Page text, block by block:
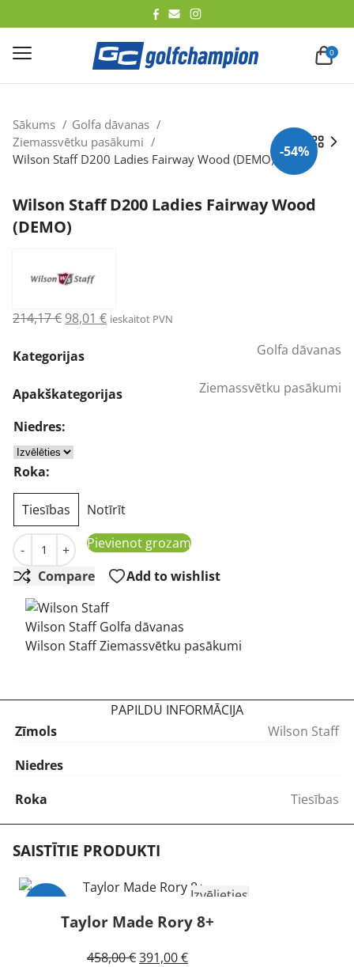
0
-54%
Sākums
Golfa dāvanas
Ziemassvētku pasākumi
Wilson Staff D200 Ladies Fairway Wood (DEMO)
Wilson Staff D200 Ladies Fairway Wood
(DEMO)
214,17€ Original
was:
98,01 €Current
ieskaitot PVN
Kategorijas Golfa dāvanas
Apakškategorijas Ziemassvētku pasākumi
Niedres:
Roka:
Tiesības Notīrīt
-
Wilson Staff D200 Ladies Fairway Wood (DEMO)
+
Pievienot grozam
Compare
Add to wishlist
Wilson Staff Golfa dāvanas
Wilson Staff Ziemassvētku pasākumi
PAPILDU INFORMĀCIJA
Zīmols
Wilson Staff
Niedres
Roka
Tiesības
SAISTĪTIE PRODUKTI
Izvēlieties
Taylor Made Rory 8+
458,00€Original
391,00€Current